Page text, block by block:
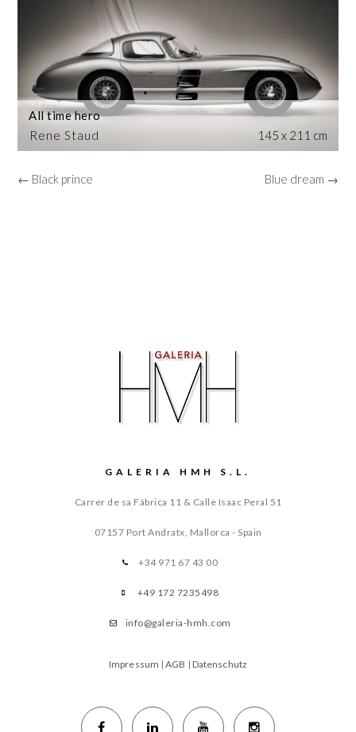
Rene Staud
All time hero
145 x 211 cm
← Black prince Blue dream →
GALERIA HMH S.L.
Carrer de sa Fábrica 11 & Calle Isaac Peral 51
07157 Port Andratx, Mallorca - Spain
+34 971 67 43 00
+49 172 7235498
info@galeria-hmh.com
Impressum |AGB | Datenschutz